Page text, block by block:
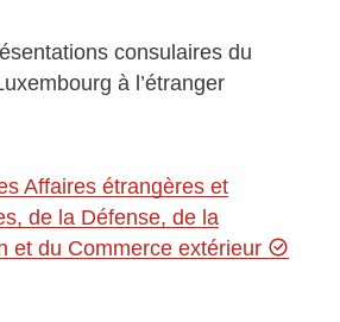
consulaires du
à l’étranger
Affaires étrangères et
de la Défense, de la
et du Commerce extérieur